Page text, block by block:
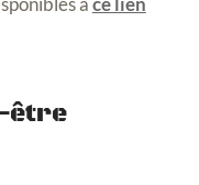
être